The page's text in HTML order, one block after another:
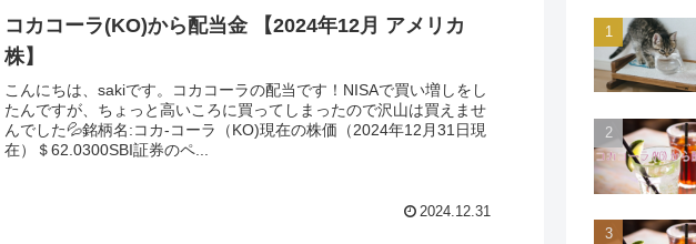
コカコーラ(KO)から配当金 【2024年12月 アメリカ
株】
こんにちは、sakiです。コカコーラの配当です！NISAで買い増しをし
たんですが、ちょっと高いころに買ってしまったので沢山は買えませ
んでした💦銘柄名:コカ-コーラ（KO)現在の株価（2024年12月31日現
在）＄62.0300SBI証券のペ...
2024.12.31